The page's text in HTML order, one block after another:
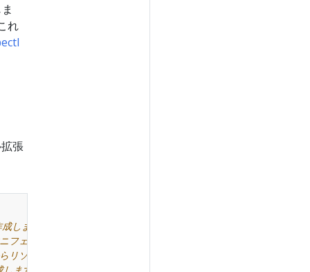
れ
張
します
ェストファイルからリソースを作成します
ソースを作成します
ます